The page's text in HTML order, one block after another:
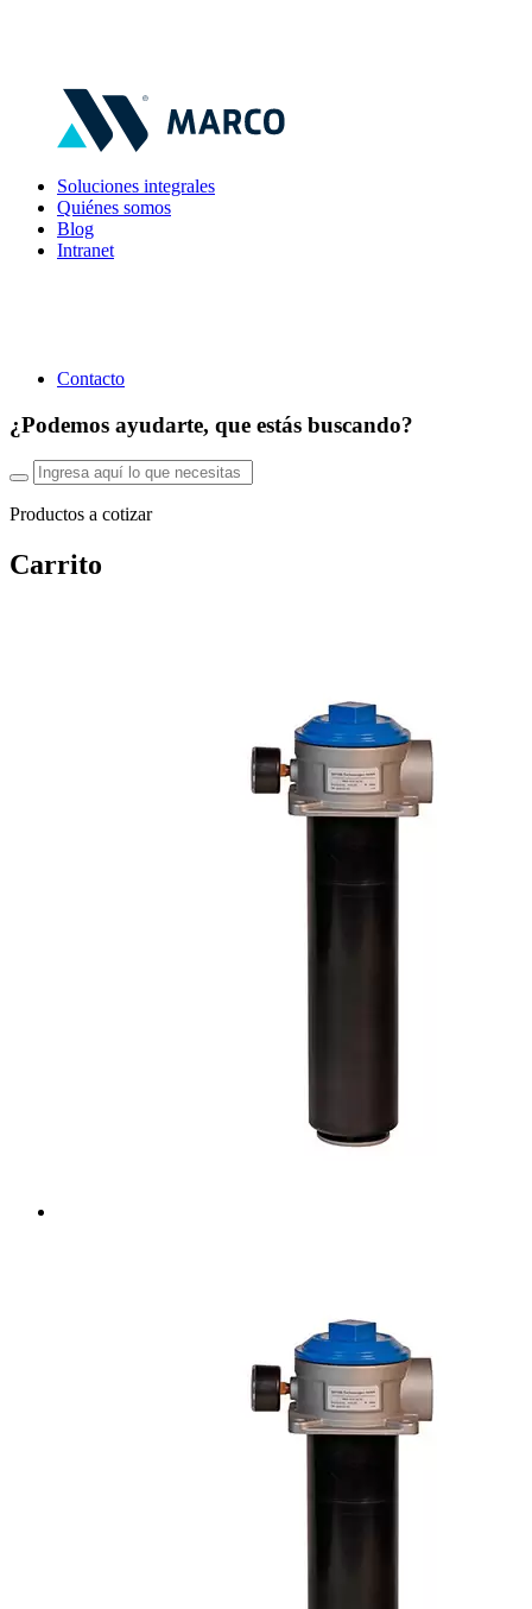
Soluciones integrales
Quiénes somos
Blog
Intranet
Contacto
¿Podemos ayudarte, que estás buscando?
Productos a cotizar
Carrito